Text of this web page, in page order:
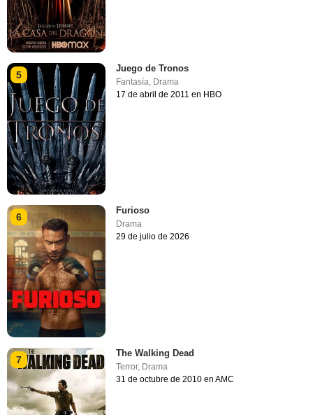
5
Juego de Tronos
Fantasía, Drama
17 de abril de 2011 en HBO
6
Furioso
Drama
29 de julio de 2026
7
The Walking Dead
Terror, Drama
31 de octubre de 2010 en AMC